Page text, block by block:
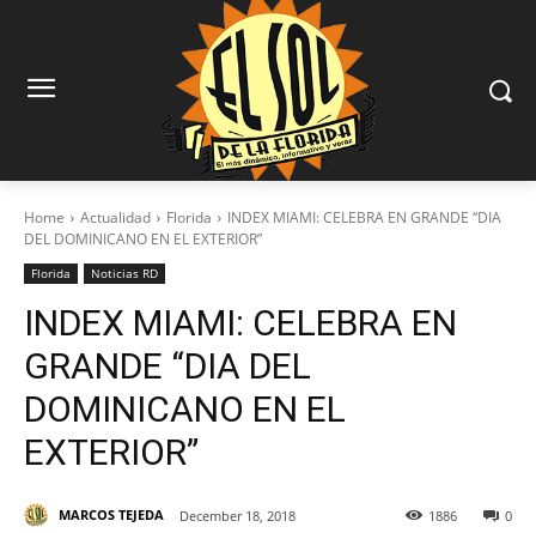
Home Actualidad Florida
INDEX MIAMI: CELEBRA EN GRANDE “DIA
DEL DOMINICANO EN EL EXTERIOR”
Florida Noticias RD
INDEX MIAMI: CELEBRA EN
GRANDE “DIA DEL
DOMINICANO EN EL
EXTERIOR”
MARCOS TEJEDA December 18, 2018 0
1886